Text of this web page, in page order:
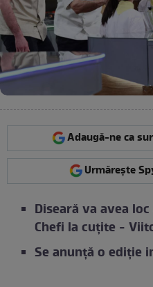
Adaugă-ne ca
Urmărește
Diseară va avea
Chefi la cuțite -
Se anunță o ediție